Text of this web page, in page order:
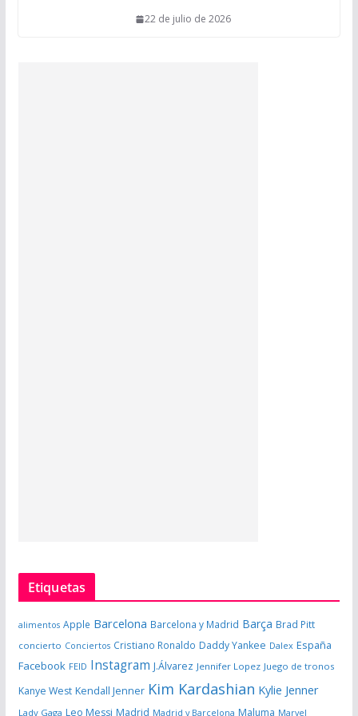
22 de julio de 2026
Etiquetas
alimentos Apple Barcelona Barcelona y Madrid Barça Brad Pitt
concierto Conciertos Cristiano Ronaldo Daddy Yankee Dalex España
Facebook FEID Instagram J.Álvarez Jennifer Lopez Juego de tronos
Kanye West Kendall Jenner Kim Kardashian Kylie Jenner
Lady Gaga Leo Messi Madrid Madrid y Barcelona Maluma Marvel